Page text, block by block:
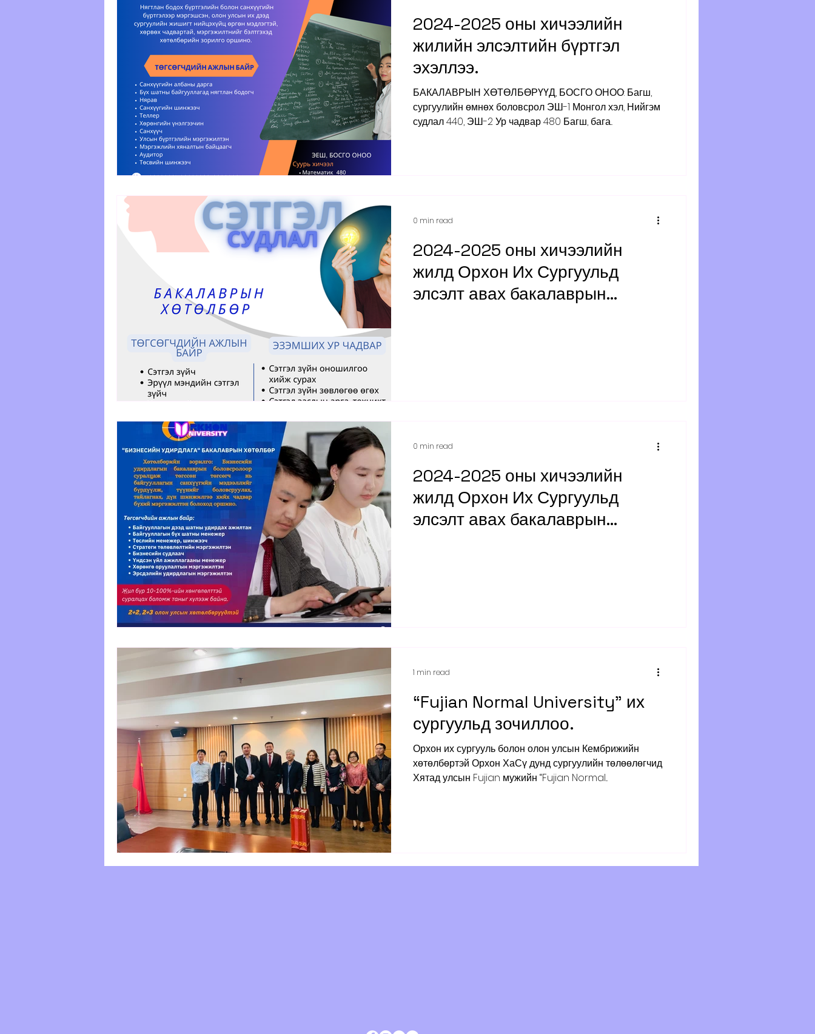
2024-2025 оны хичээлийн
жилийн элсэлтийн бүртгэл
эхэллээ.
БАКАЛАВРЫН ХӨТӨЛБӨРҮҮД, БОСГО ОНОО: Багш,
сургуулийн өмнөх боловсрол ЭШ-1 Монгол хэл, Нийгэм
судлал 440, ЭШ-2 Ур чадвар 480 Багш, бага...
2024-2025 оны хичээлийн
жилд Орхон Их Сургуульд
элсэлт авах бакалаврын
0 min read
2024-2025 оны хичээлийн
жилд Орхон Их Сургуульд
элсэлт авах бакалаврын
0 min read
“Fujian Normal University” их
сургуульд зочиллоо.
Орхон их сургууль болон олон улсын Кембрижийн
хөтөлбөртэй Орхон ХаСү дунд сургуулийн төлөөлөгчид
Хятад улсын Fujian мужийн “Fujian Normal...
1 min read